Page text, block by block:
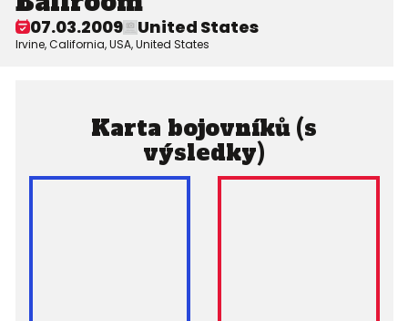
07.03.2009 United States
Irvine, California, USA, United States
Karta bojovníků (s
výsledky)